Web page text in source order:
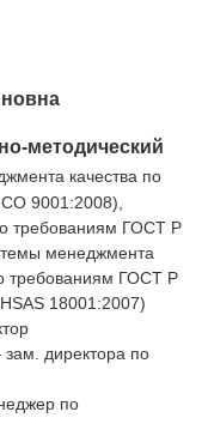
методический
качества по
9001:2008),
требованиям ГОСТ Р
менеджмента
требованиям ГОСТ Р
18001:2007)
директора по
по